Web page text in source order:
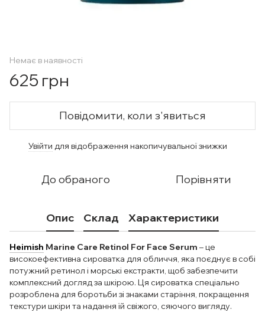
Немає в наявності
625 грн
Повідомити, коли з'явиться
Увійти для відображення накопичувальної знижки
До обраного Порівняти
Опис Склад Характеристики
Heimish Marine Care Retinol For Face Serum – це
високоефективна сироватка для обличчя, яка поєднує в собі
потужний ретинол і морські екстракти, щоб забезпечити
комплексний догляд за шкірою. Ця сироватка спеціально
розроблена для боротьби зі знаками старіння, покращення
текстури шкіри та надання їй свіжого, сяючого вигляду.